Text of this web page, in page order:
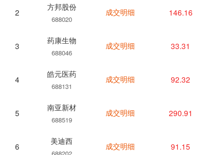
2
方邦股份
688020
3
药康生物
688046
4
皓元医药
688131
5
南亚新材
688519
6
美迪西
成交明细 146.16
成交明细 33.31
成交明细 92.32
成交明细 290.91
成交明细 91.15